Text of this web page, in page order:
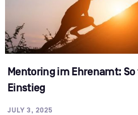
Mentoring im Ehrenamt:
Einstieg
JULY 3, 2025